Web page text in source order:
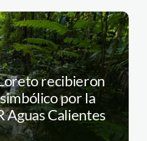
recibieron
por la
Aguas Calientes